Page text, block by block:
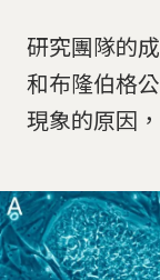
研究團隊的
和布隆伯格
現象的原因